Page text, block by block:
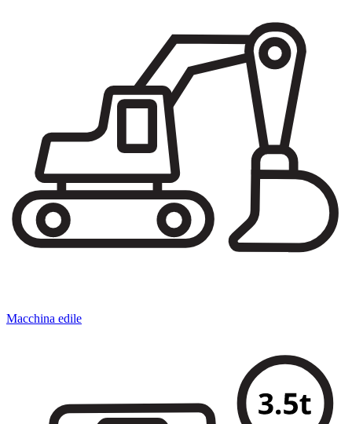
Macchina edile